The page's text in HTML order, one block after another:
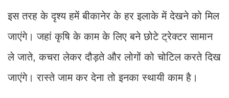
इस तरह के दृश्य हमें बीकानेर के हर इलाके में देखने को मिल
जाएंगे। जहां कृषि के काम के लिए बने छोटे ट्रेक्टर सामान
ले जाते, कचरा लेकर दौड़ते और लोगों को चोटिल करते दिख
जाएंगे। रास्ते जाम कर देना तो इनका स्थायी काम है।